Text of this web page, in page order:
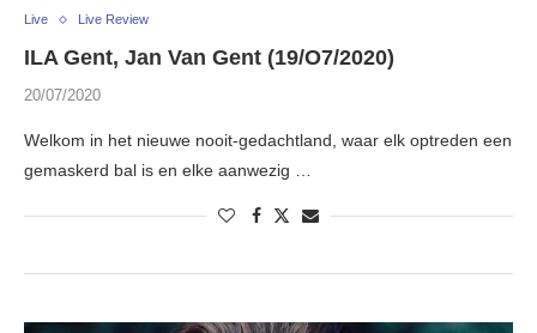
Live Live Review
ILA Gent, Jan Van Gent (19/O7/2020)
20/07/2020
Welkom in het nieuwe nooit-gedachtland, waar elk optreden een
gemaskerd bal is en elke aanwezig …